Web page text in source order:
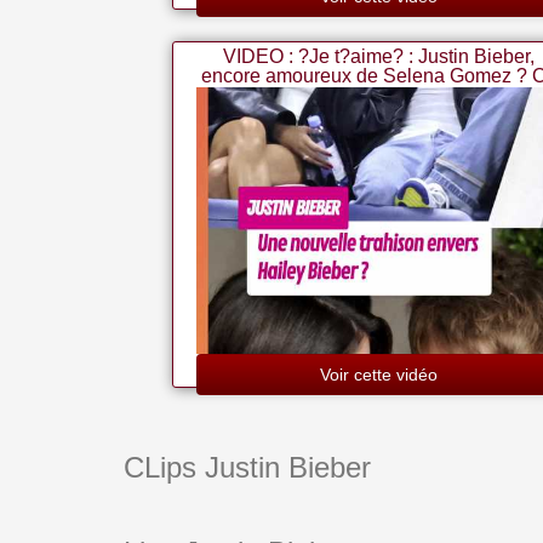
VIDEO : ?Je t?aime? : Justin Bieber,
encore amoureux de Selena Gomez ?
geste qui divise la toile
Voir cette vidéo
CLips Justin Bieber